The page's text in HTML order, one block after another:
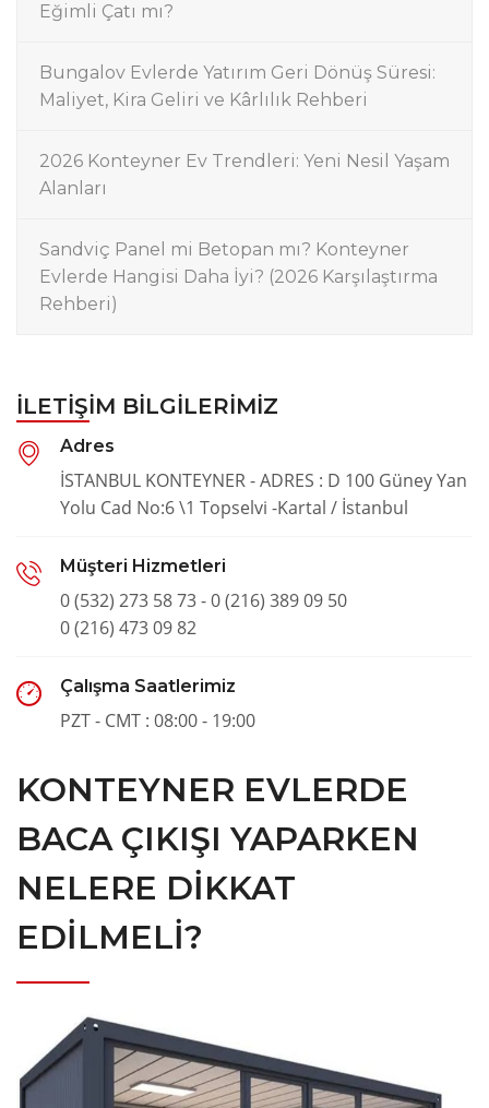
Eğimli Çatı mı?
Bungalov Evlerde Yatırım Geri Dönüş Süresi:
Maliyet, Kira Geliri ve Kârlılık Rehberi
2026 Konteyner Ev Trendleri: Yeni Nesil Yaşam
Alanları
Sandviç Panel mi Betopan mı? Konteyner
Evlerde Hangisi Daha İyi? (2026 Karşılaştırma
Rehberi)
İLETIŞIM BILGILERIMIZ
Adres
İSTANBUL KONTEYNER - ADRES : D 100 Güney Yan
Yolu Cad No:6 \1 Topselvi -Kartal / İstanbul
Müşteri Hizmetleri
0 (532) 273 58 73 - 0 (216) 389 09 50
0 (216) 473 09 82
Çalışma Saatlerimiz
PZT - CMT : 08:00 - 19:00
KONTEYNER EVLERDE
BACA ÇIKIŞI YAPARKEN
NELERE DIKKAT
EDILMELI?